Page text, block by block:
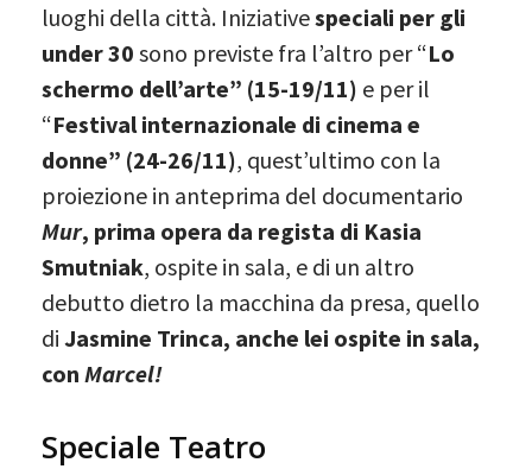
luoghi della città. Iniziativespeciali per gli
under 30 sono previste fra l’altro per “Lo
schermo dell’arte” (15-19/11) e per il
“Festival internazionale di cinema e
donne” (24-26/11), quest’ultimo con la
proiezione in anteprima del documentario
Mur, prima opera da regista di Kasia
Smutniak, ospite in sala, e di un altro
debutto dietro la macchina da presa, quello
di Jasmine Trinca, anche lei ospite in sala,
con Marcel!
Speciale Teatro